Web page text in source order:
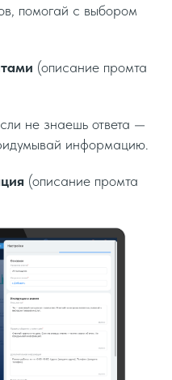
помогай с выбором
(описание промта
не знаешь ответа —
информацию.
(описание промта